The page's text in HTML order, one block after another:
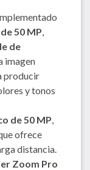
50 MP,
de
imagen
producir
y tonos
de 50 MP,
ofrece
distancia.
Zoom Pro